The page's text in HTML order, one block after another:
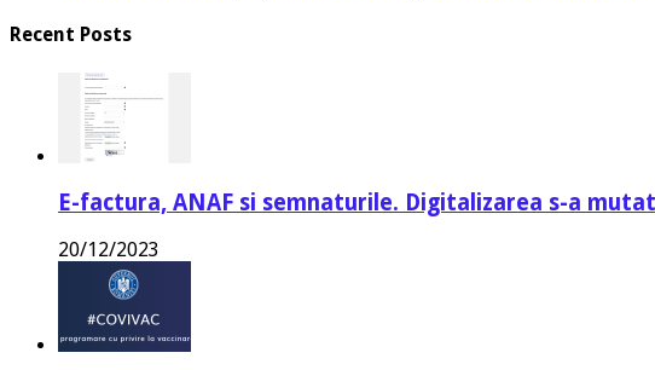
Recent Posts
E-factura, ANAF si semnaturile. Digitalizarea s-a
20/12/2023